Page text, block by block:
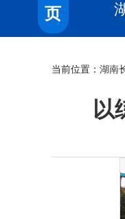
页
当前位置： 湖南
以